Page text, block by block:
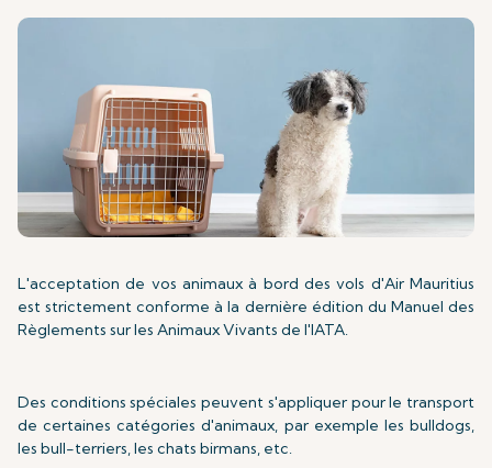
L'acceptation de vos animaux à bord des vols d'Air Mauritius
est strictement conforme à la dernière édition du Manuel des
Règlements sur les Animaux Vivants de l'IATA.
Des conditions spéciales peuvent s'appliquer pour le transport
de certaines catégories d'animaux, par exemple les bulldogs,
les bull-terriers, les chats birmans, etc.